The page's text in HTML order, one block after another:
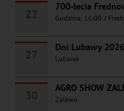
700-lecia
Godzina: 16:00 /
Dni Lubawy 2026
Lubawa
AGRO SHOW
Zalewo